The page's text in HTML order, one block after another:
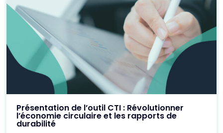
Présentation de l’outil CTI : Révolutionner
l’économie circulaire et les rapports de
durabilité